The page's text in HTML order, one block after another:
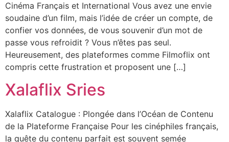
Cinéma Français et International Vous avez une envie
soudaine d’un film, mais l’idée de créer un compte, de
confier vos données, de vous souvenir d’un mot de
passe vous refroidit ? Vous n’êtes pas seul.
Heureusement, des plateformes comme Filmoflix ont
compris cette frustration et proposent une […]
Xalaflix Sries
Xalaflix Catalogue : Plongée dans l’Océan de Contenu
de la Plateforme Française Pour les cinéphiles français,
la quête du contenu parfait est souvent semée